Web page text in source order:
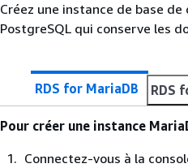
Créez une instance de base de
PostgreSQL qui conserve les
RDS for MariaDB RDS
Pour créer une instance
Connectez-vous à la